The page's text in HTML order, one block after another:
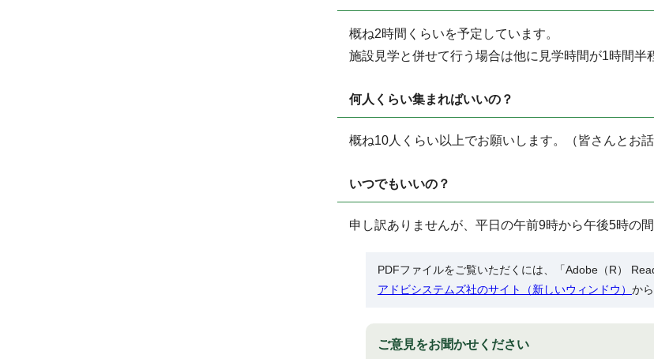
概ね2時間くらいを予定しています。
施設見学と併せて行う場合は他に見学時間が1時間半
何人くらい集まればいいの？
概ね10人くらい以上でお願いします。（皆さんとお
いつでもいいの？
申し訳ありませんが、平日の午前9時から午後5時の間
PDFファイルをご覧いただくには、「Adobe（R）
アドビシステムズ社のサイト（新しいウィンドウ） か
ご意見をお聞かせください